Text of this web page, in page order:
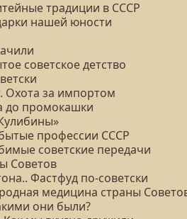
традиции в СССР
нашей юности
советское детство
Охота за импортом
до промокашки
профессии СССР
советские передачи
Советов
Фастфуд по-советски
медицина страны
они были?